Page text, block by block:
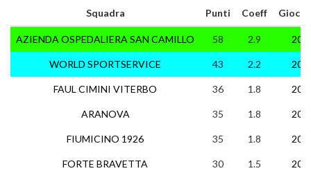
Squadra
AZIENDA OSPEDALIERA SAN CAMILLO
WORLD SPORTSERVICE
FAUL CIMINI VITERBO
ARANOVA
FIUMICINO 1926
FORTE BRAVETTA
Punti Coeff
58 2.9 20
43 2.2 20
36 1.8 20
35 1.8 20
35 1.8 20
30 1.5 20